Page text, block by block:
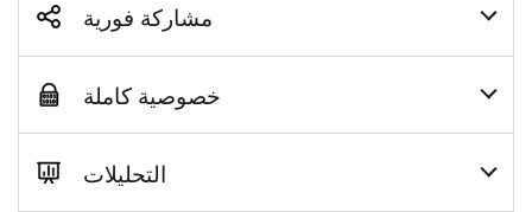
مشاركة فورية
خصوصية كاملة
التحليلات